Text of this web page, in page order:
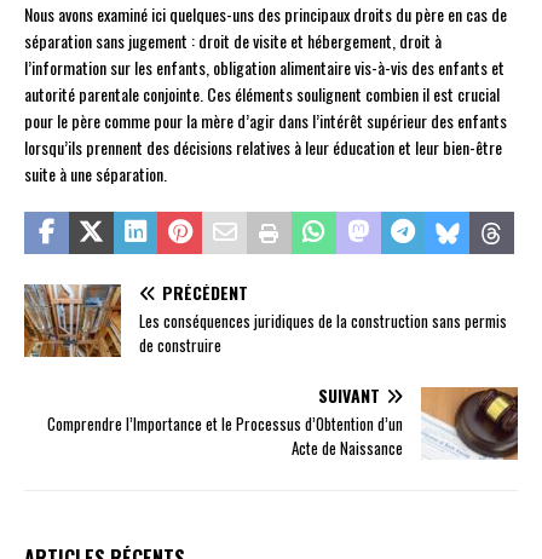
Nous avons examiné ici quelques-uns des principaux droits du père en cas de
séparation sans jugement : droit de visite et hébergement, droit à
l’information sur les enfants, obligation alimentaire vis-à-vis des enfants et
autorité parentale conjointe. Ces éléments soulignent combien il est crucial
pour le père comme pour la mère d’agir dans l’intérêt supérieur des enfants
lorsqu’ils prennent des décisions relatives à leur éducation et leur bien-être
suite à une séparation.
PRÉCÉDENT
Les conséquences juridiques de la construction sans permis
de construire
SUIVANT
Comprendre l’Importance et le Processus d’Obtention d’un
Acte de Naissance